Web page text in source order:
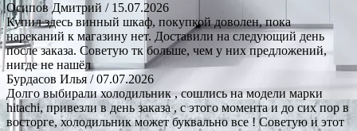
Осипов Дмитрий / 15.07.2026
Купил здесь винный шкаф, покупкой доволен, пока
нареканий к магазину нет. Доставили на следующий день
после заказа. Советую тк больше, чем у них предложений,
нигде не нашёл
Бурдасов Илья / 07.07.2026
Долго выбирали холодильник , сошлись на модели марки
hitachi, привезли в день заказа , с этого момента и до сих пор в
восторге, холодильник может буквально все ! Советую и этот